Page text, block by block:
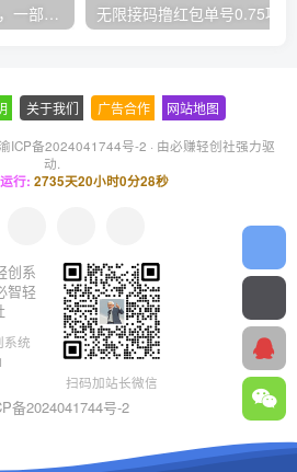
小红书最新拉新野路子，一部手机即可操作，一单15块，做得好日入2000+
关于我们 广告合作 网站地图
ICP备2024041744号-2 · 由必赚轻创社强力驱
动.
行: 2735天20小时0分29秒
系统
扫码加站长微信
备2024041744号-2